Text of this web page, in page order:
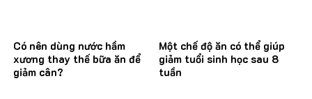
Có nên dùng nước hầm
xương thay thế bữa ăn để
giảm cân?
Một chế độ ăn có thể giúp
giảm tuổi sinh học sau 8
tuần